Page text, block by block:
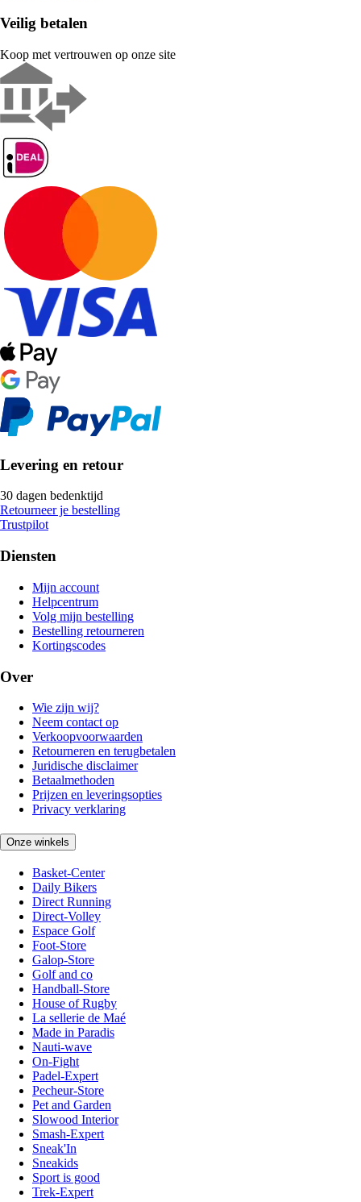
Veilig betalen
Koop met vertrouwen op onze site
Levering en retour
30 dagen bedenktijd
Retourneer je bestelling
Trustpilot
Diensten
Mijn account
Helpcentrum
Volg mijn bestelling
Bestelling retourneren
Kortingscodes
Over
Wie zijn wij?
Neem contact op
Verkoopvoorwaarden
Retourneren en terugbetalen
Juridische disclaimer
Betaalmethoden
Prijzen en leveringsopties
Privacy verklaring
Onze winkels
Basket-Center
Daily Bikers
Direct Running
Direct-Volley
Espace Golf
Foot-Store
Galop-Store
Golf and co
Handball-Store
House of Rugby
La sellerie de Maé
Made in Paradis
Nauti-wave
On-Fight
Padel-Expert
Pecheur-Store
Pet and Garden
Slowood Interior
Smash-Expert
Sneak'In
Sneakids
Sport is good
Trek-Expert